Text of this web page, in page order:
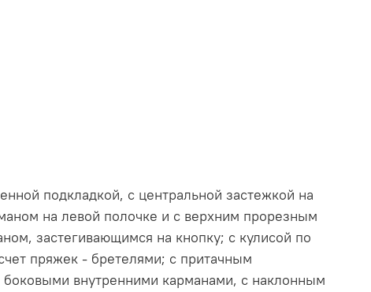
подкладкой, с центральной застежкой на
на левой полочке и с верхним прорезным
застегивающимся на кнопку; с кулисой по
пряжек - бретелями; с притачным
внутренними карманами, с наклонным